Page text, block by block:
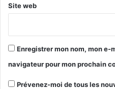
Site web
Enregistrer mon nom, mon e-
navigateur pour mon prochain
Prévenez-moi de tous les